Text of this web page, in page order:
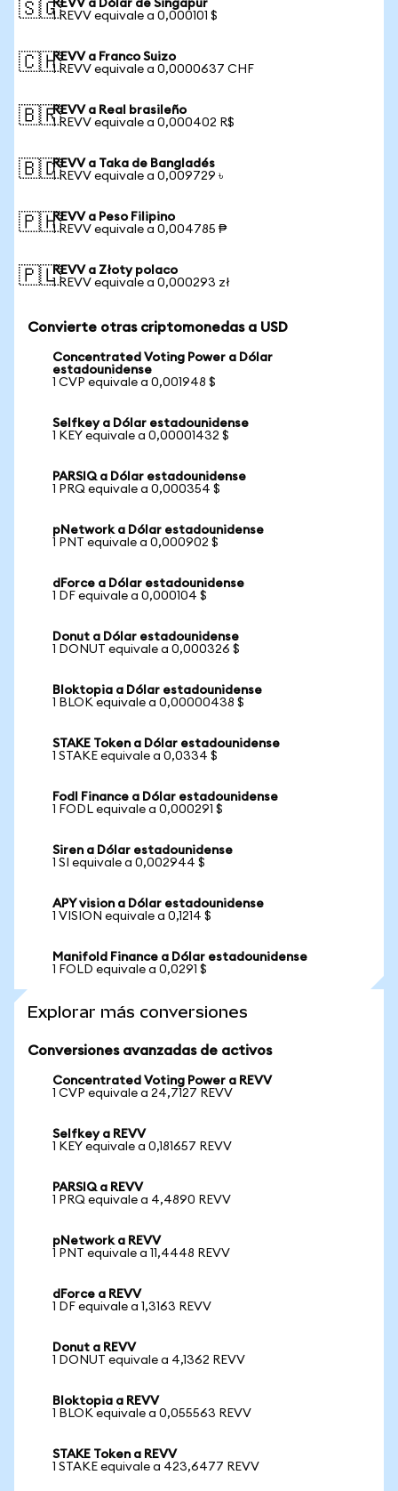
🇸🇬REVV a Dólar de Singapur
1 REVV equivale a 0,000101 $
🇨🇭REVV a Franco Suizo
1 REVV equivale a 0,0000637 CHF
🇧🇷REVV a Real brasileño
1 REVV equivale a 0,000402 R$
🇧🇩REVV a Taka de Bangladés
1 REVV equivale a 0,009729 ৳
🇵🇭REVV a Peso Filipino
1 REVV equivale a 0,004785 ₱
🇵🇱REVV a Złoty polaco
1 REVV equivale a 0,000293 zł
Convierte otras criptomonedas a USD
Concentrated Voting Power a Dólar
estadounidense
1 CVP equivale a 0,001948 $
Selfkey a Dólar estadounidense
1 KEY equivale a 0,00001432 $
PARSIQ a Dólar estadounidense
1 PRQ equivale a 0,000354 $
pNetwork a Dólar estadounidense
1 PNT equivale a 0,000902 $
dForce a Dólar estadounidense
1 DF equivale a 0,000104 $
Donut a Dólar estadounidense
1 DONUT equivale a 0,000326 $
Bloktopia a Dólar estadounidense
1 BLOK equivale a 0,00000438 $
STAKE Token a Dólar estadounidense
1 STAKE equivale a 0,0334 $
Fodl Finance a Dólar estadounidense
1 FODL equivale a 0,000291 $
Siren a Dólar estadounidense
1 SI equivale a 0,002944 $
APY vision a Dólar estadounidense
1 VISION equivale a 0,1214 $
Manifold Finance a Dólar estadounidense
1 FOLD equivale a 0,0291 $
Explorar más conversiones
Conversiones avanzadas de activos
Concentrated Voting Power a REVV
1 CVP equivale a 24,7127 REVV
Selfkey a REVV
1 KEY equivale a 0,181657 REVV
PARSIQ a REVV
1 PRQ equivale a 4,4890 REVV
pNetwork a REVV
1 PNT equivale a 11,4448 REVV
dForce a REVV
1 DF equivale a 1,3163 REVV
Donut a REVV
1 DONUT equivale a 4,1362 REVV
Bloktopia a REVV
1 BLOK equivale a 0,055563 REVV
STAKE Token a REVV
1 STAKE equivale a 423,6477 REVV